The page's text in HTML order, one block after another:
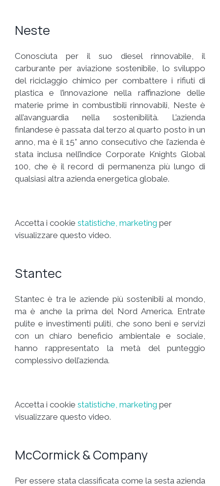
Neste
Conosciuta per il suo diesel rinnovabile, il
carburante per aviazione sostenibile, lo sviluppo
del riciclaggio chimico per combattere i rifiuti di
plastica e l’innovazione nella raffinazione delle
materie prime in combustibili rinnovabili, Neste è
all’avanguardia nella sostenibilità. L’azienda
finlandese è passata dal terzo al quarto posto in un
anno, ma è il 15° anno consecutivo che l’azienda è
stata inclusa nell’indice Corporate Knights Global
100, che è il record di permanenza più lungo di
qualsiasi altra azienda energetica globale.
Accetta i cookie statistiche, marketing per
visualizzare questo video.
Stantec
Stantec è tra le aziende più sostenibili al mondo,
ma è anche la prima del Nord America. Entrate
pulite e investimenti puliti, che sono beni e servizi
con un chiaro beneficio ambientale e sociale,
hanno rappresentato la metà del punteggio
complessivo dell’azienda.
Accetta i cookie statistiche, marketing per
visualizzare questo video.
McCormick & Company
Per essere stata classificata come la sesta azienda